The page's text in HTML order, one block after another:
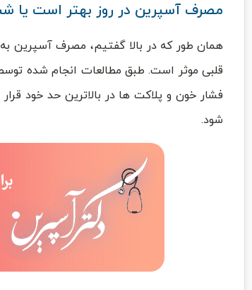
مصرف آسپرین در روز بهتر است یا
همان طور که در بالا گفتیم، مصرف
فشار خون و پلاکت ها در بالاترین حد خود
شود.